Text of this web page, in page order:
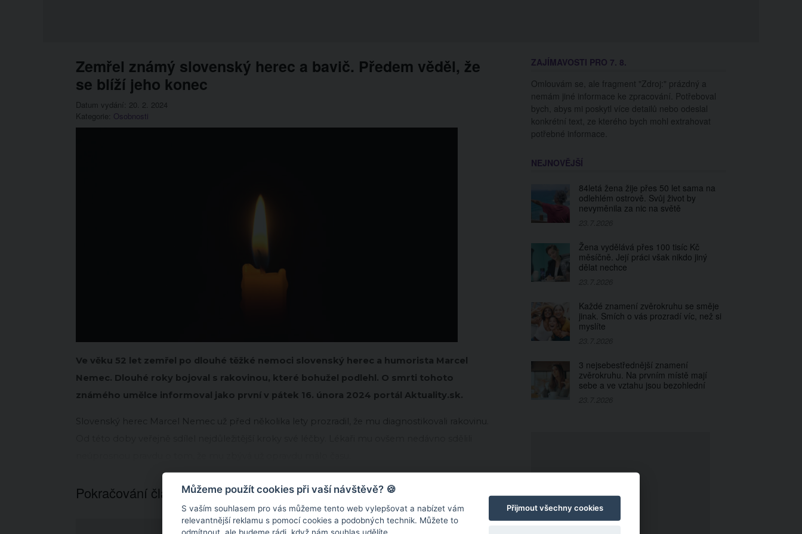
Zemřel známý slovenský herec a bavič. Předem věděl, že
se blíží jeho konec
Datum vydání: 20. 2. 2024
Kategorie: Osobnosti
Ve věku 52 let zemřel po dlouhé těžké nemoci slovenský herec a humorista Marcel
Nemec. Dlouhé roky bojoval s rakovinou, které bohužel podlehl. O smrti tohoto
známého umělce informoval jako první v pátek 16. února 2024 portál Aktuality.sk.
Slovenský herec Marcel Nemec už před několika lety prozradil, že mu diagnostikovali rakovinu.
Pokračování článku níže...
ZAJÍMAVOSTI PRO 7. 8.
Omlouvám se, ale fragment "Zdroj:" prázdný a
nemám jiné informace ke zpracování. Potřeboval
bych, abys mi poskytl více detailů nebo odeslal
konkrétní text, ze kterého bych mohl extrahovat
potřebné informace.
NEJNOVĚJŠÍ
84letá žena žije přes 50 let sama na
odlehlém ostrově. Svůj život by
nevyměnila za nic na světě
Žena vydělává přes 100 tisíc Kč
měsíčně. Její práci však nikdo jiný
dělat nechce
Každé znamení zvěrokruhu se směje
jinak. Smích o vás prozradí víc, než si
myslíte
3 nejsebestřednější znamení
zvěrokruhu. Na prvním místě mají
sebe a ve vztahu jsou bezohlední
Můžeme použít cookies při vaší návštěvě? 🍪
S vaším souhlasem pro vás můžeme tento web vylepšovat a nabízet vám
relevantnější reklamu s pomocí cookies a podobných technik. Můžete to
odmítnout , ale budeme rádi, když nám souhlas udělíte.
Přijmout všechny cookies